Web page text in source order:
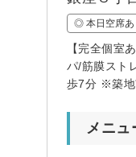
◎ 本日空席あ
【完全個室
パ/筋膜スト
歩7分 ※築地
メニュ